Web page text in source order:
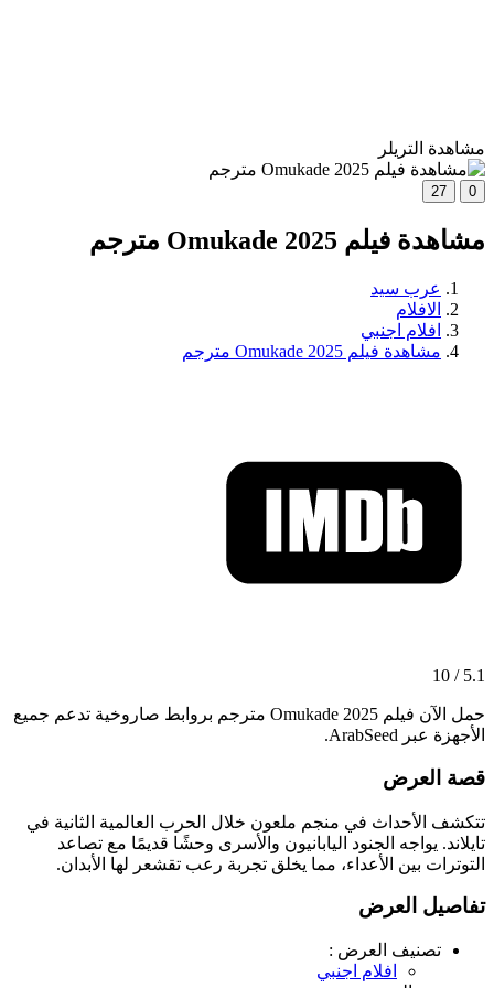
مشاهدة التريلر
0
27
مشاهدة فيلم Omukade 2025 مترجم
عرب سيد
الافلام
افلام اجنبي
مشاهدة فيلم Omukade 2025 مترجم
5.1 / 10
حمل الآن فيلم Omukade 2025 مترجم بروابط صاروخية تدعم جميع
الأجهزة عبر ArabSeed.
قصة العرض
تتكشف الأحداث في منجم ملعون خلال الحرب العالمية الثانية في
تايلاند. يواجه الجنود اليابانيون والأسرى وحشًا قديمًا مع تصاعد
التوترات بين الأعداء، مما يخلق تجربة رعب تقشعر لها الأبدان.
تفاصيل العرض
تصنيف العرض :
افلام اجنبي